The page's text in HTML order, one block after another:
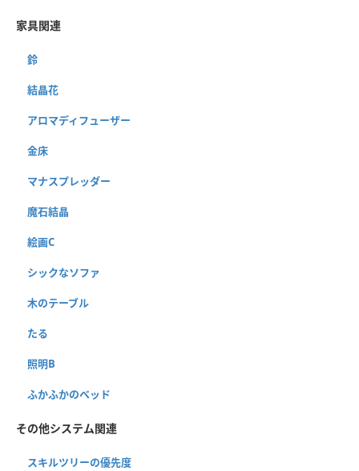
家具関連
鈴
結晶花
アロマディフューザー
金床
マナスプレッダー
魔石結晶
絵画C
シックなソファ
木のテーブル
たる
照明B
ふかふかのベッド
その他システム関連
スキルツリーの優先度